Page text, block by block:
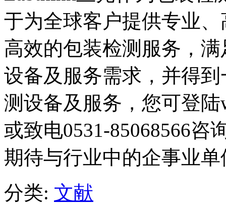
于为全球客户提供专业
高效的包装检测服务，
设备及服务需求，并得
测设备及服务，您可登
或致电0531-85068566咨
期待与行业中的企事业
分类: 文献